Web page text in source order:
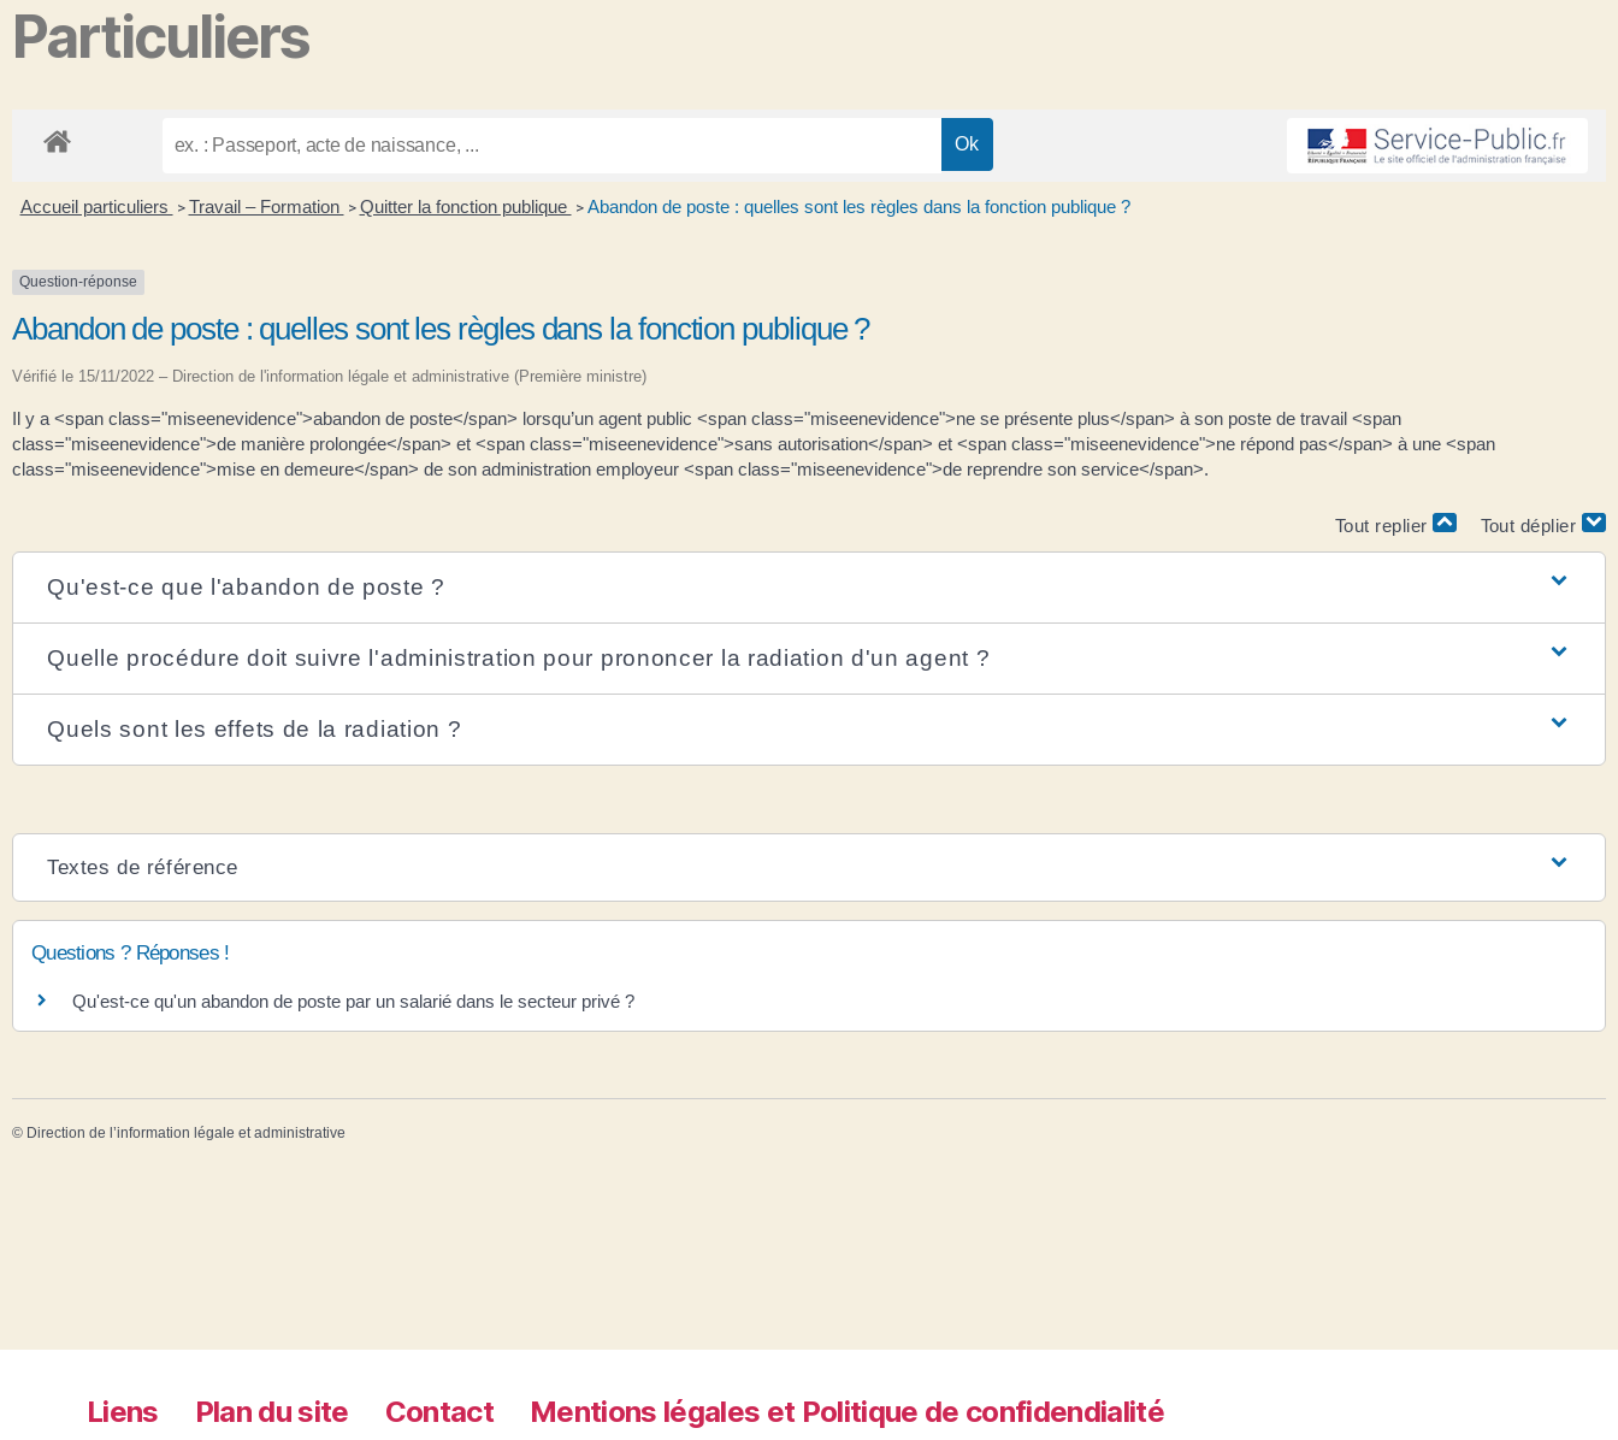
Particuliers
Accueil particuliers > Travail – Formation > Quitter la fonction publique > Abandon de poste : quelles sont les règles dans la fonction publique ?
Question-réponse
Abandon de poste : quelles sont les règles dans la fonction publique ?
Vérifié le 15/11/2022 – Direction de l'information légale et administrative (Première ministre)
Il y a <span class="miseenevidence">abandon de poste</span> lorsqu’un agent public <span class="miseenevidence">ne se présente plus</span> à son poste de travail <span
class="miseenevidence">de manière prolongée</span> et <span class="miseenevidence">sans autorisation</span> et <span class="miseenevidence">ne répond pas</span> à une <span
class="miseenevidence">mise en demeure</span> de son administration employeur <span class="miseenevidence">de reprendre son service</span>.
Tout replier Tout déplier
Qu'est-ce que l'abandon de poste ?
Quelle procédure doit suivre l'administration pour prononcer la radiation d'un agent ?
Quels sont les effets de la radiation ?
Textes de référence
Questions ? Réponses !
Qu'est-ce qu'un abandon de poste par un salarié dans le secteur privé ?
© Direction de l’information légale et administrative
Liens Plan du site Contact Mentions légales et Politique de confidendialité